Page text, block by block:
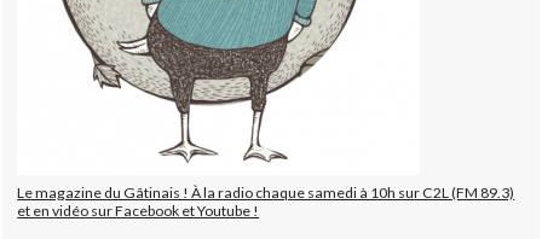
Le magazine du Gâtinais ! À la radio chaque samedi à 10h sur C2L (FM 89.3)
et en vidéo sur Facebook et Youtube !